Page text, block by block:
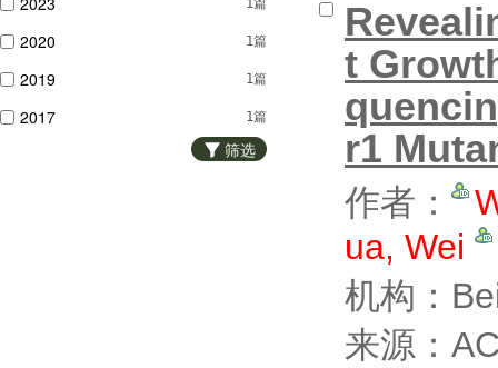
1篇
1篇
2020
1篇
2019
1篇
2017
筛选
t
r1
作者：
ua, Wei
机构：
来源：